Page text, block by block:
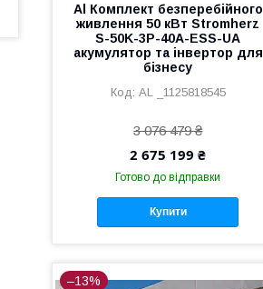
Al Комплект безперебійного
живлення 50 кВт Stromherz
S-50K-3Р-40А-ESS-UA
акумулятор та інвертор для
бізнесу
AL _1125818545
3 076 479 ₴
2 675 199 ₴
Готово до відправки
Купити
–13%